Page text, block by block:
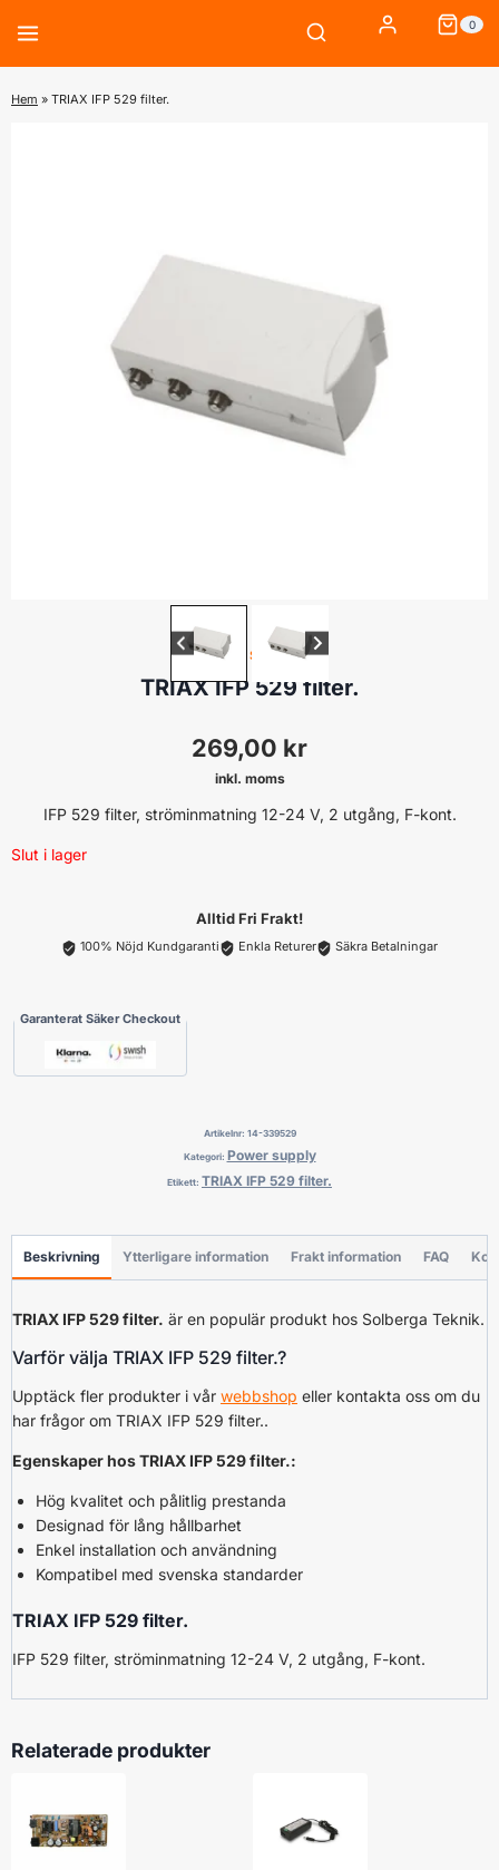
content
0
Hem » TRIAX IFP 529 filter.
POWER SUPPLY
TRIAX IFP 529 filter.
269,00 kr
inkl. moms
IFP 529 filter, ströminmatning 12-24 V, 2 utgång, F-kont.
Slut i lager
Alltid Fri Frakt!
100% Nöjd Kundgaranti Enkla Returer Säkra Betalningar
Garanterat Säker Checkout
Artikelnr: 14-339529
Kategori: Power supply
Etikett: TRIAX IFP 529 filter.
Beskrivning Ytterligare information Frakt information FAQ
TRIAX IFP 529 filter. är en populär produkt hos Solberga Teknik.
Varför välja TRIAX IFP 529 filter.?
Upptäck fler produkter i vår webbshop eller kontakta oss om du
har frågor om TRIAX IFP 529 filter..
Egenskaper hos TRIAX IFP 529 filter.:
Hög kvalitet och pålitlig prestanda
Designad för lång hållbarhet
Enkel installation och användning
Kompatibel med svenska standarder
TRIAX IFP 529 filter.
IFP 529 filter, ströminmatning 12-24 V, 2 utgång, F-kont.
Relaterade produkter